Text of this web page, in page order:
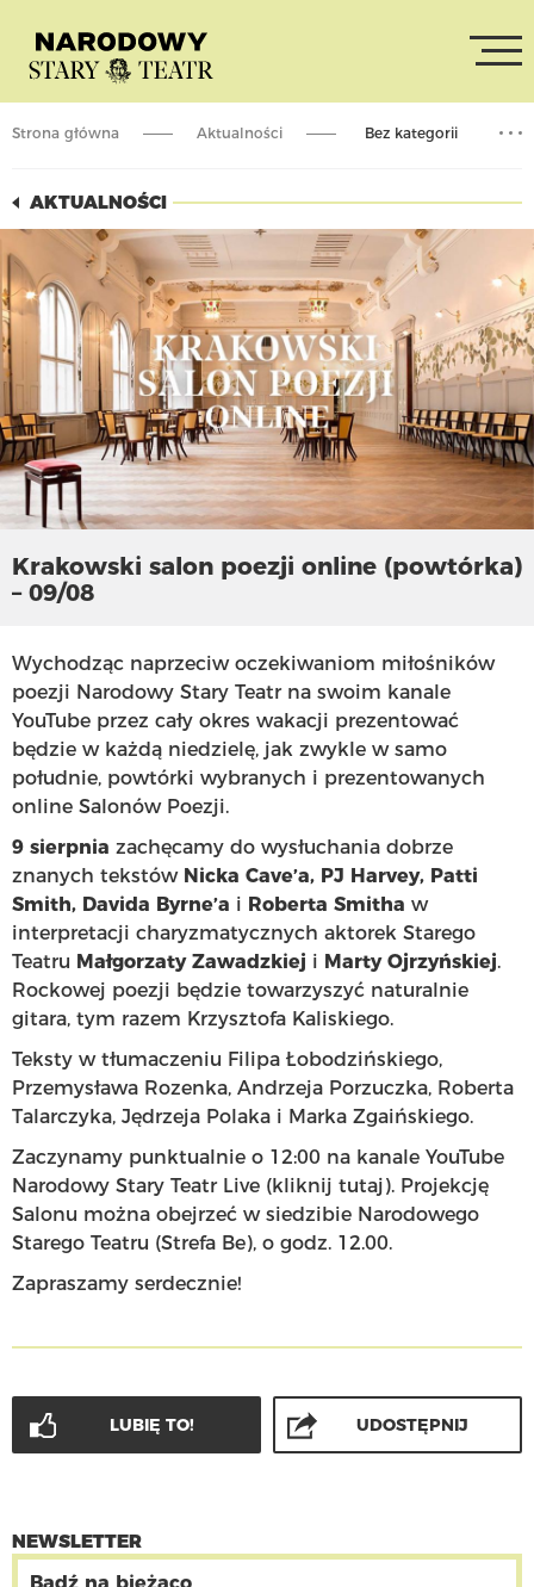
Strona główna Bez kategorii
Aktualności
AKTUALNOŚCI
Krakowski salon poezji online (powtórka)
– 09/08
Wychodząc naprzeciw oczekiwaniom miłośników
poezji Narodowy Stary Teatr na swoim kanale
YouTube przez cały okres wakacji prezentować
będzie w każdą niedzielę, jak zwykle w samo
południe, powtórki wybranych i prezentowanych
online Salonów Poezji.
9 sierpnia zachęcamy do wysłuchania dobrze
znanych tekstów Nicka Cave’a, PJ Harvey, Patti
Smith, Davida Byrne’a i Roberta Smitha w
interpretacji charyzmatycznych aktorek Starego
Teatru Małgorzaty Zawadzkiej i Marty Ojrzyńskiej.
Rockowej poezji będzie towarzyszyć naturalnie
gitara, tym razem Krzysztofa Kaliskiego.
Teksty w tłumaczeniu Filipa Łobodzińskiego,
Przemysława Rozenka, Andrzeja Porzuczka, Roberta
Talarczyka, Jędrzeja Polaka i Marka Zgaińskiego.
Zaczynamy punktualnie o 12:00 na kanale YouTube
Narodowy Stary Teatr Live (kliknij tutaj). Projekcję
Salonu można obejrzeć w siedzibie Narodowego
Starego Teatru (Strefa Be), o godz. 12.00.
Zapraszamy serdecznie!
LUBIĘ TO! UDOSTĘPNIJ
NEWSLETTER